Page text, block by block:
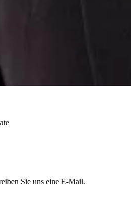
Sie uns eine E-Mail.